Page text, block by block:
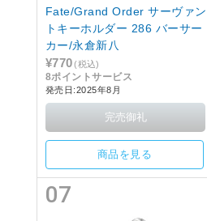
Fate/Grand Order サーヴァン
トキーホルダー 286 バーサー
カー/永倉新八
¥770 (税込)
8ポイントサービス
発売日:2025年8月
商品を見る
07